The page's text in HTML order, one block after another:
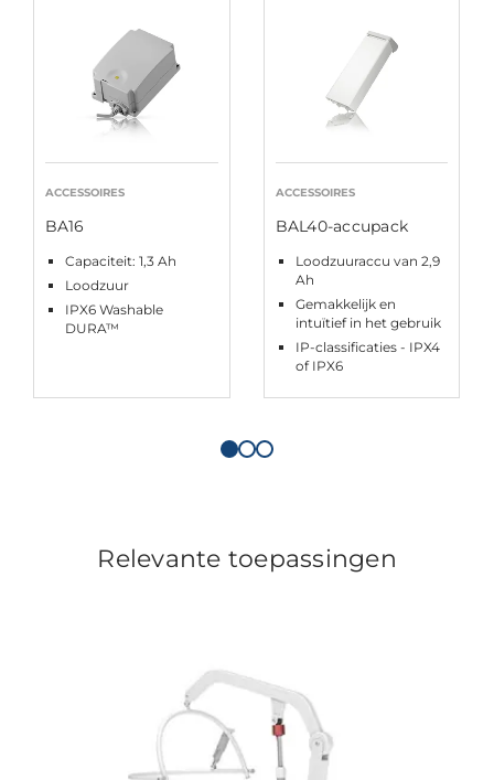
ACCESSOIRES
BA16
Capaciteit: 1,3 Ah
Loodzuur
IPX6 Washable
DURA™
ACCESSOIRES
BAL40-accupack
Loodzuuraccu van 2,9
Ah
Gemakkelijk en
intuïtief in het gebruik
IP-classificaties - IPX4
of IPX6
Relevante toepassingen